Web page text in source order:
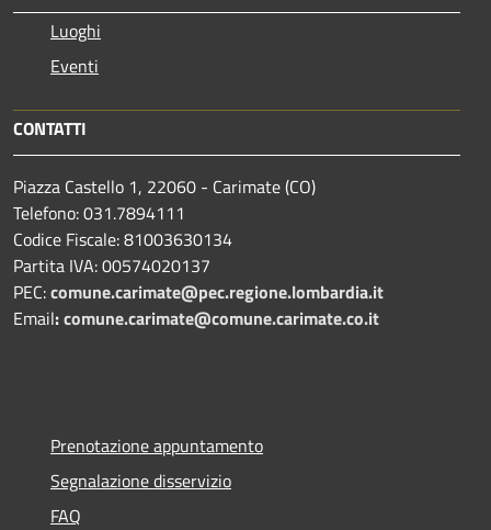
Luoghi
Eventi
CONTATTI
Piazza Castello 1, 22060 - Carimate (CO)
Telefono: 031.7894111
Codice Fiscale: 81003630134
Partita IVA: 00574020137
PEC:comune.carimate@pec.regione.lombardia.it
Email:comune.carimate@comune.carimate.co.it
Prenotazione appuntamento
Segnalazione disservizio
FAQ